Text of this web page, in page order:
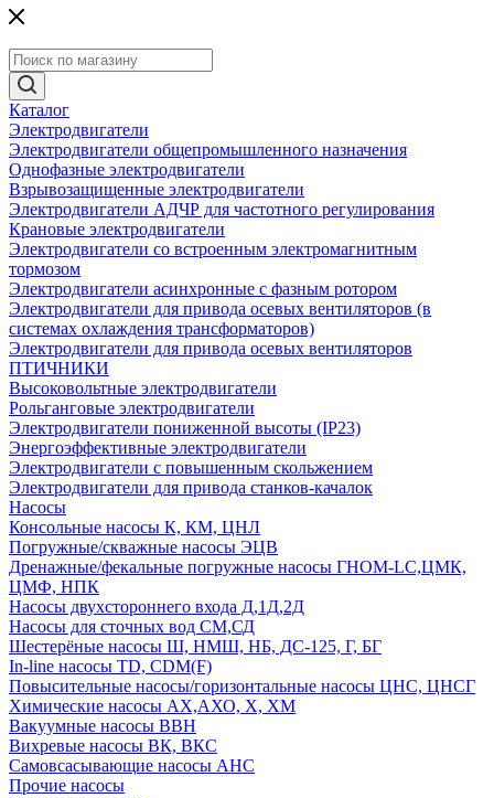
Каталог
Электродвигатели
Электродвигатели общепромышленного назначения
Однофазные электродвигатели
Взрывозащищенные электродвигатели
Электродвигатели АДЧР для частотного регулирования
Крановые электродвигатели
Электродвигатели со встроенным электромагнитным
тормозом
Электродвигатели асинхронные с фазным ротором
Электродвигатели для привода осевых вентиляторов (в
системах охлаждения трансформаторов)
Электродвигатели для привода осевых вентиляторов
ПТИЧНИКИ
Высоковольтные электродвигатели
Рольганговые электродвигатели
Электродвигатели пониженной высоты (IP23)
Энергоэффективные электродвигатели
Электродвигатели с повышенным скольжением
Электродвигатели для привода станков-качалок
Насосы
Консольные насосы К, КМ, ЦНЛ
Погружные/скважные насосы ЭЦВ
Дренажные/фекальные погружные насосы ГНОМ-LC,ЦМК,
ЦМФ, НПК
Насосы двухстороннего входа Д,1Д,2Д
Насосы для сточных вод СМ,СД
Шестерёные насосы Ш, НМШ, НБ, ДС-125, Г, БГ
In-line насосы TD, CDM(F)
Повысительные насосы/горизонтальные насосы ЦНС, ЦНСГ
Химические насосы АХ,АХО, Х, ХМ
Вакуумные насосы ВВН
Вихревые насосы ВК, ВКС
Самовсасывающие насосы АНС
Прочие насосы